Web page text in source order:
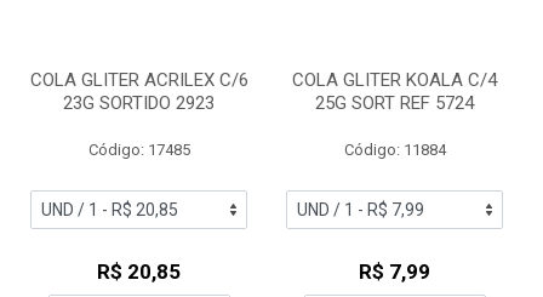
COLA GLITER ACRILEX C/6
23G SORTIDO 2923
Código: 17485
R$ 20,85
COLA GLITER KOALA C/4
25G SORT REF 5724
Código: 11884
R$ 7,99